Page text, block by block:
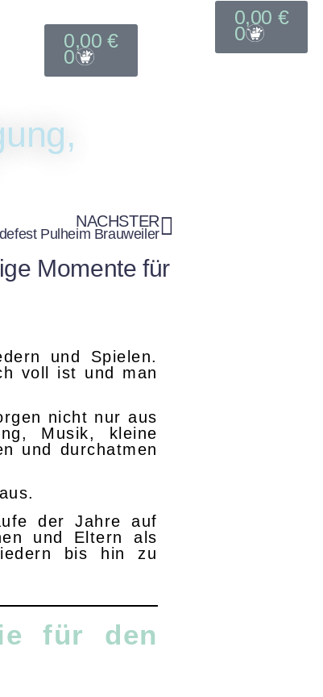
0,00 €
0
Geschenke-Kiste 0,00 €
0
NÄCHSTER
Pulheim Brauweiler
Momente für
und Spielen.
voll ist und man
nicht nur aus
Musik, kleine
und durchatmen
der Jahre auf
und Eltern als
bis hin zu
für den